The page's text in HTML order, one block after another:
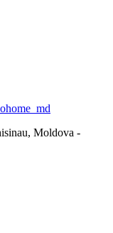
Moldova -